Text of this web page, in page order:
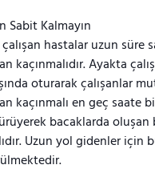
Sabit Kalmayın
hastalar uzun süre
kaçınmalıdır. Ayakta
oturarak çalışanlar
kaçınmalı en geç saate
bacaklarda oluşan
Uzun yol gidenler için